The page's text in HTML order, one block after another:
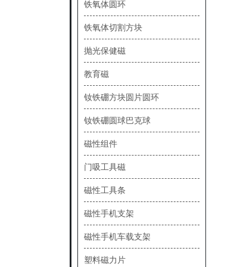
铁氧体圆环
铁氧体切割方块
抛光保健磁
教育磁
钕铁硼方块圆片圆环
钕铁硼圆球巴克球
磁性组件
门吸工具磁
磁性工具条
磁性手机支架
磁性手机车载支架
塑料磁力片